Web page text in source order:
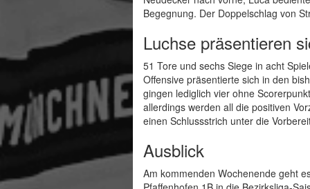
Begegnung. Der Doppelschlag von
Luchse präsentieren
51 Tore und sechs Siege in acht
Offensive präsentierte sich in den
gingen lediglich vier ohne
allerdings werden all die positiven
einen Schlussstrich unter die
Ausblick
Am kommenden Wochenende geht